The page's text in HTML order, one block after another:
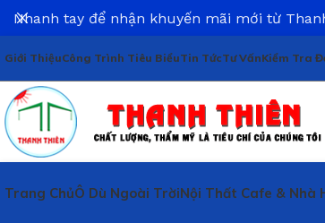
Giới ThiệuCông Trình Tiêu BiểuTin TứcTư VấnKiểm Tra
Trang ChủÔ Dù Ngoài TrờiNội Thất Cafe & Nhà
Nhanh tay để nhận khuyến mãi mới từ